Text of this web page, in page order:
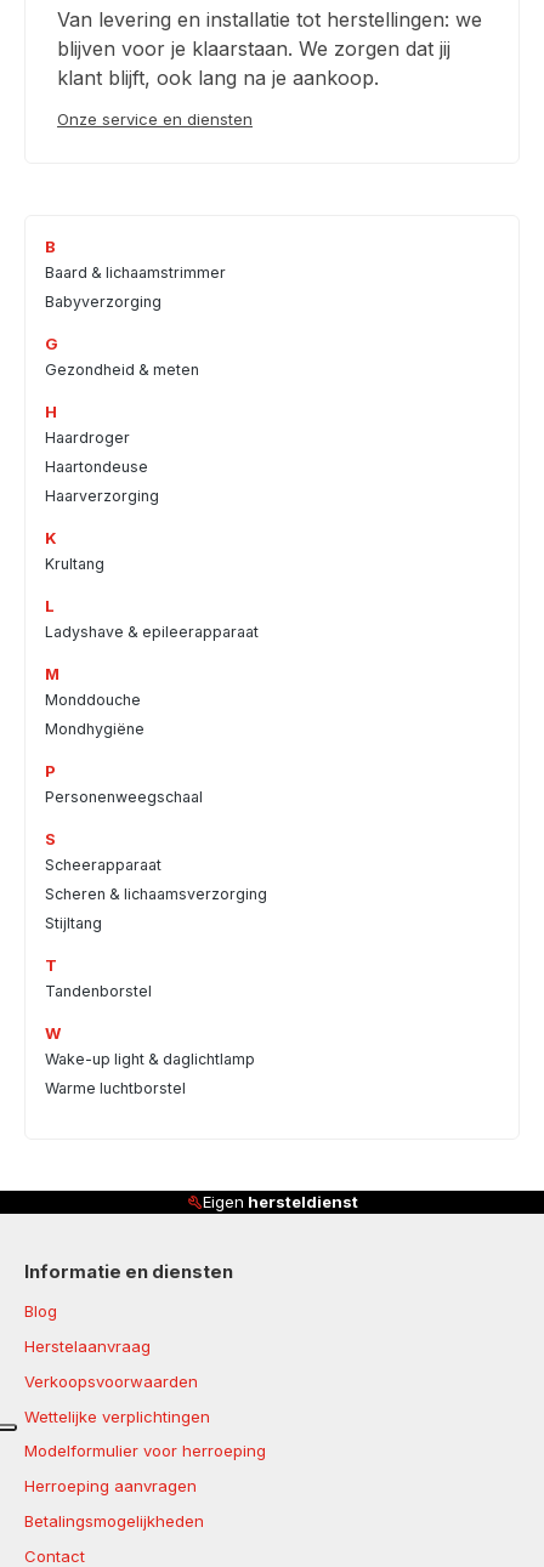
Van levering en installatie tot herstellingen: we
blijven voor je klaarstaan. We zorgen dat jij
klant blijft, ook lang na je aankoop.
Onze service en diensten
B
Baard & lichaamstrimmer
Babyverzorging
G
Gezondheid & meten
H
Haardroger
Haartondeuse
Haarverzorging
K
Krultang
L
Ladyshave & epileerapparaat
M
Monddouche
Mondhygiëne
P
Personenweegschaal
S
Scheerapparaat
Scheren & lichaamsverzorging
Stijltang
T
Tandenborstel
W
Wake-up light & daglichtlamp
Warme luchtborstel
Eigen hersteldienst
Informatie en diensten
Blog
Herstelaanvraag
Verkoopsvoorwaarden
Wettelijke verplichtingen
Modelformulier voor herroeping
Herroeping aanvragen
Betalingsmogelijkheden
Contact